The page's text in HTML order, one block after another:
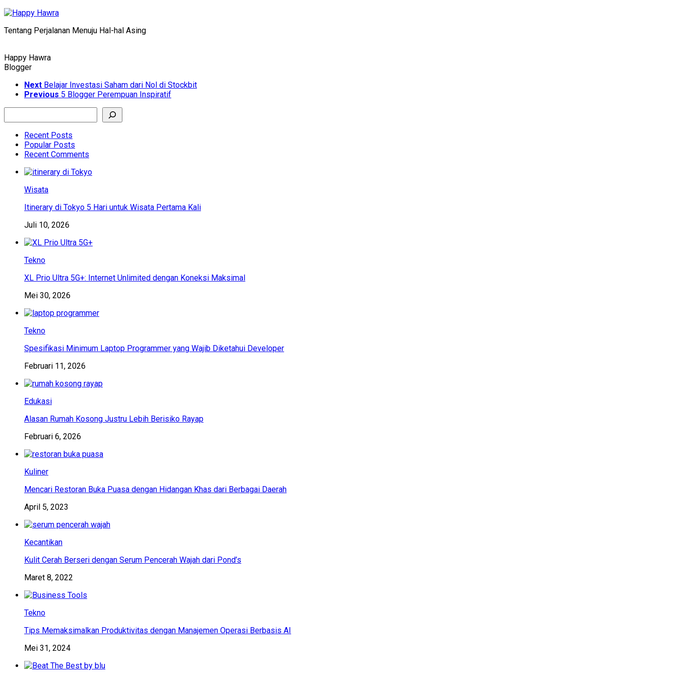
Skip
content
Tentang Perjalanan Menuju Hal-hal Asing
Happy Hawra
Blogger
Next Belajar Investasi Saham dari Nol di Stockbit
Previous 5 Blogger Perempuan Inspiratif
Recent Posts
Popular Posts
Recent Comments
Wisata
Itinerary di Tokyo 5 Hari untuk Wisata Pertama Kali
Juli 10, 2026
Tekno
XL Prio Ultra 5G+: Internet Unlimited dengan Koneksi Maksimal
Mei 30, 2026
Tekno
Spesifikasi Minimum Laptop Programmer yang Wajib Diketahui Developer
Februari 11, 2026
Edukasi
Alasan Rumah Kosong Justru Lebih Berisiko Rayap
Februari 6, 2026
Kuliner
Mencari Restoran Buka Puasa dengan Hidangan Khas dari Berbagai Daerah
April 5, 2023
Kecantikan
Kulit Cerah Berseri dengan Serum Pencerah Wajah dari Pond’s
Maret 8, 2022
Tekno
Tips Memaksimalkan Produktivitas dengan Manajemen Operasi Berbasis AI
Mei 31, 2024